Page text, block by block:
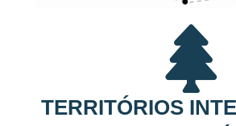
TERRITÓRIOS